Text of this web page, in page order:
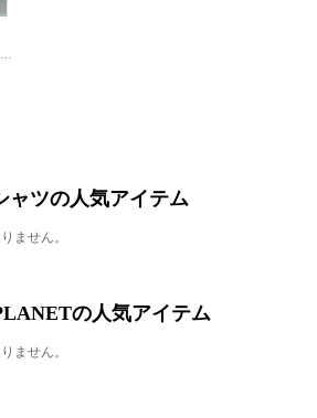
ャツの人気アイテム
ません。
の人気アイテム
ません。